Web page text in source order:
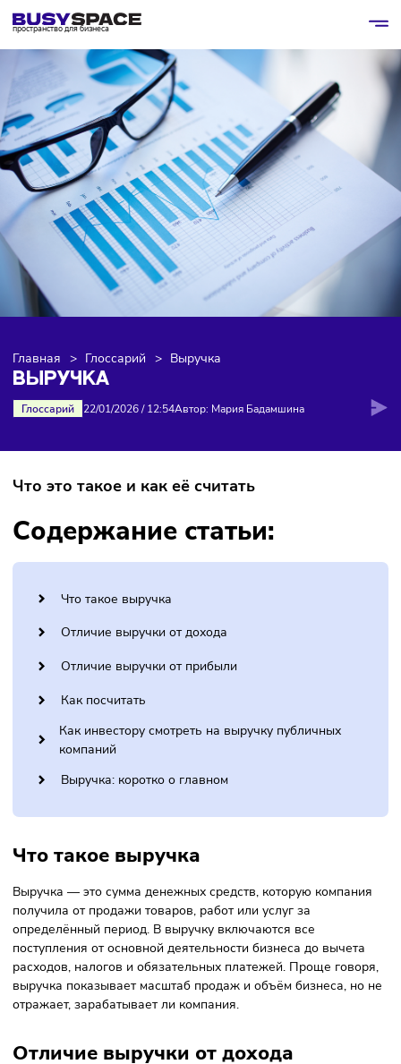
пространство для бизнеса
Главная >
ВЫРУЧКА
Глоссарий 22/01/2026/12:54Автор: Мария Бадамшина
Что это такое и как её считать
Содержание статьи:
Что такое выручка
Отличие выручки от дохода
Отличие выручки от прибыли
Как посчитать
Выручка: коротко о главном
Что такое выручка
Выручка — это сумма денежных средств, которую
получила от продажи товаров, работ или услуг за
поступления от основной деятельности бизнеса до